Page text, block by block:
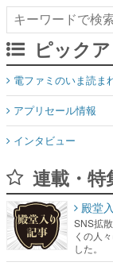
ピック
電ファミのいま読ま
アプリセール情報
インタビュー
連載・特
殿堂
SNS拡
くの人
した。